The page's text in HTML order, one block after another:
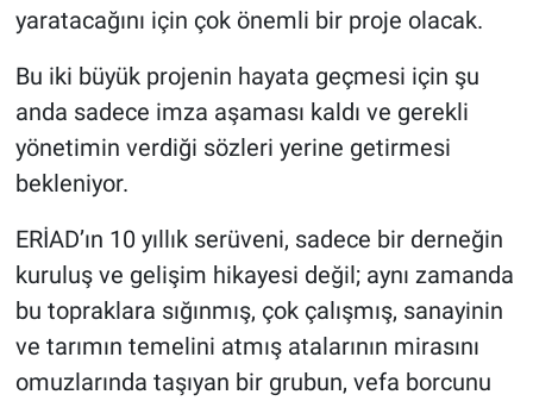
yaratacağını için çok önemli bir proje olacak.
Bu iki büyük projenin hayata geçmesi için şu
anda sadece imza aşaması kaldı ve gerekli
yönetimin verdiği sözleri yerine getirmesi
bekleniyor.
ERİAD’ın 10 yıllık serüveni, sadece bir derneğin
kuruluş ve gelişim hikayesi değil; aynı zamanda
bu topraklara sığınmış, çok çalışmış, sanayinin
ve tarımın temelini atmış atalarının mirasını
omuzlarında taşıyan bir grubun, vefa borcunu